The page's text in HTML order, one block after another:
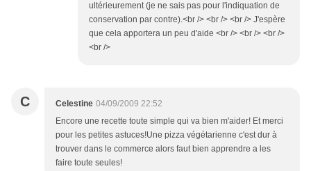
ultérieurement (je ne sais pas pour l'indiquation de
conservation par contre).<br /> <br /> <br /> J'espère
que cela apportera un peu d'aide <br /> <br /> <br />
<br />
C Celestine 04/09/2009 22:52
Encore une recette toute simple qui va bien m'aider! Et merci
pour les petites astuces!Une pizza végétarienne c'est dur à
trouver dans le commerce alors faut bien apprendre a les
faire toute seules!